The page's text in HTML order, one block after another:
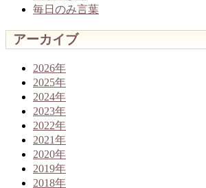
毎日のみ言葉
アーカイブ
2026年
2025年
2024年
2023年
2022年
2021年
2020年
2019年
2018年